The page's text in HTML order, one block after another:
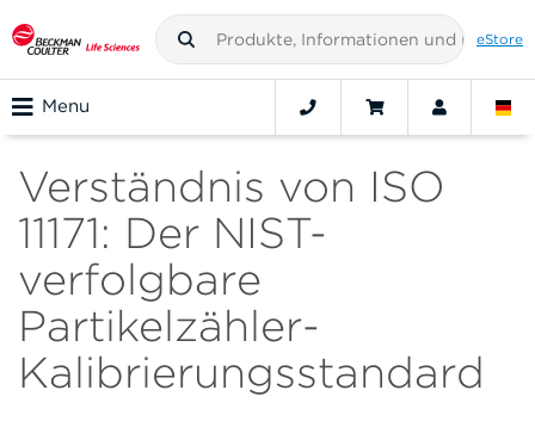
eStore
Menu
Verständnis von ISO
11171: Der NIST-
verfolgbare
Partikelzähler-
Kalibrierungsstandard